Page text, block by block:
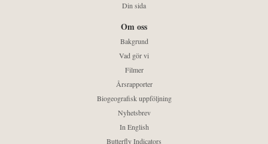
Din sida
Om oss
Bakgrund
Vad gör vi
Filmer
Årsrapporter
Biogeografisk uppföljning
Nyhetsbrev
In English
Butterfly Indicators